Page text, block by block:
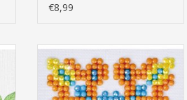
€8,99
Diamond Dotz Autumn Mandala
2 7x7cm
TOEVOEGEN AAN WINKELWAGEN